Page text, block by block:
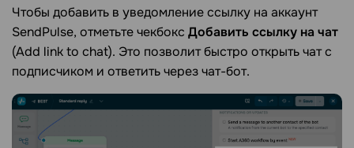
Чтобы добавить в уведомление ссылку на аккаунт
SendPulse, отметьте чекбокс Добавить ссылку на чат
(Add link to chat). Это позволит быстро открыть чат с
подписчиком и ответить через чат-бот.